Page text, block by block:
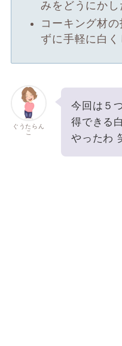
みをどうにかし
コーキング材
ずに手軽に白く
ぐうたらん
こ
今回は５
得できる
やったわ